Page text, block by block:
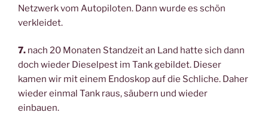
Netzwerk vom Autopiloten. Dann wurde es schön
verkleidet.
7. nach 20 Monaten Standzeit an Land hatte sich dann
doch wieder Dieselpest im Tank gebildet. Dieser
kamen wir mit einem Endoskop auf die Schliche. Daher
wieder einmal Tank raus, säubern und wieder
einbauen.